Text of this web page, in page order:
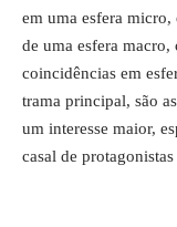
em uma esfera micro,
de uma esfera
coincidências em
trama principal, são
um interesse maior,
casal de